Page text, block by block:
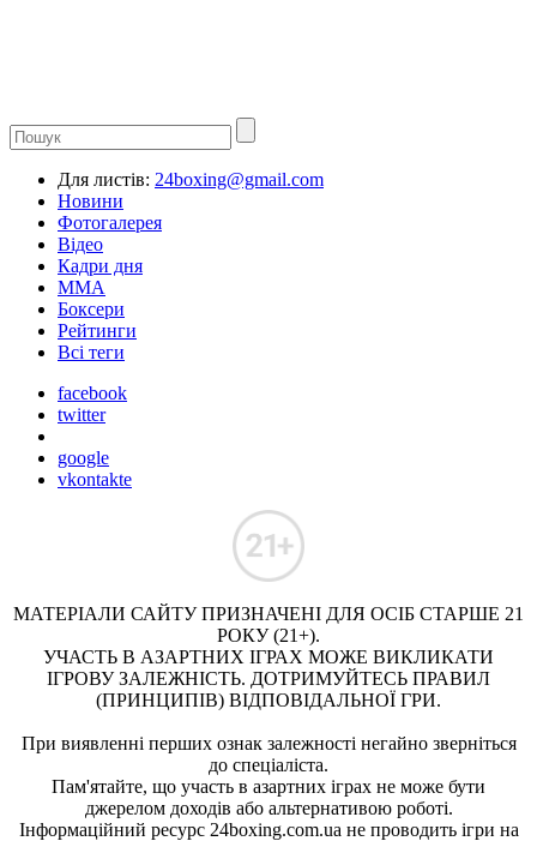
Для листів: 24boxing@gmail.com
Новини
Фотогалерея
Відео
Кадри дня
ММА
Боксери
Рейтинги
Всі теги
facebook
twitter
google
vkontakte
МАТЕРІАЛИ САЙТУ ПРИЗНАЧЕНІ ДЛЯ ОСІБ СТАРШЕ 21
РОКУ (21+).
УЧАСТЬ В АЗАРТНИХ ІГРАХ МОЖЕ ВИКЛИКАТИ
ІГРОВУ ЗАЛЕЖНІСТЬ. ДОТРИМУЙТЕСЬ ПРАВИЛ
(ПРИНЦИПІВ) ВІДПОВІДАЛЬНОЇ ГРИ.
При виявленні перших ознак залежності негайно зверніться
до спеціаліста.
Пам'ятайте, що участь в азартних іграх не може бути
джерелом доходів або альтернативою роботі.
Інформаційний ресурс 24boxing.com.ua не проводить ігри на